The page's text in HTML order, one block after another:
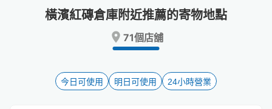
date.
a
date.
key
to
橫濱紅磚倉庫附近推薦的寄物地點
71個店舖
今日可使用 明日可使用 24小時營業